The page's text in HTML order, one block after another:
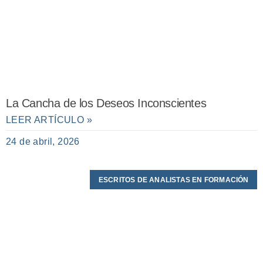
La Cancha de los Deseos Inconscientes
LEER ARTÍCULO »
24 de abril, 2026
ESCRITOS DE ANALISTAS EN FORMACIÓN